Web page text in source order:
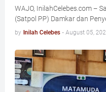
WAJO, InilahCelebes.com –
(Satpol PP) Damkar dan
by Inilah Celebes - August 05,